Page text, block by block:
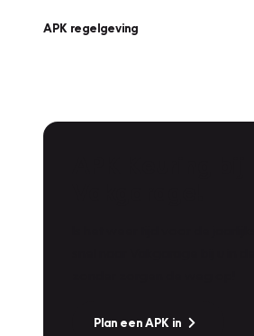
APK regelgeving
Plan een APK in